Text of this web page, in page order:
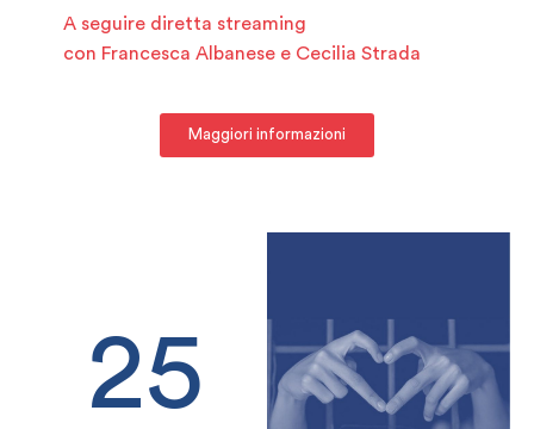
A seguire diretta streaming
con Francesca Albanese e Cecilia Strada
Maggiori informazioni
25